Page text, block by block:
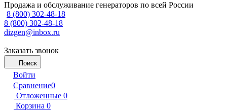
Продажа и обслуживание генераторов по всей России
8 (800) 302-48-18
8 (800) 302-48-18
dizgen@inbox.ru
Заказать звонок
Поиск
Войти
Сравнение0
Отложенные 0
Корзина 0